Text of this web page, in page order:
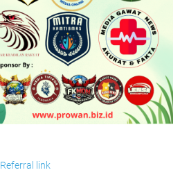
Referral link